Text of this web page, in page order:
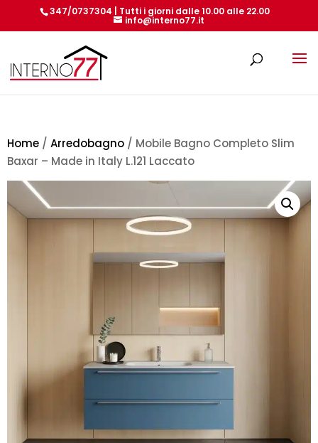
347/0737304 | Tutti i giorni dalle 10.00 alle 22.00
info@interno77.it
Home / Arredobagno / Mobile Bagno Completo Slim
Baxar – Made in Italy L.121 Laccato